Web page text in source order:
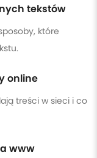
tekstów
które
online
treści w sieci i co
www